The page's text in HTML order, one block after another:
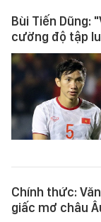
Bùi Tiến Dũng:
cường độ tập
Chính thức:
giấc mơ châu